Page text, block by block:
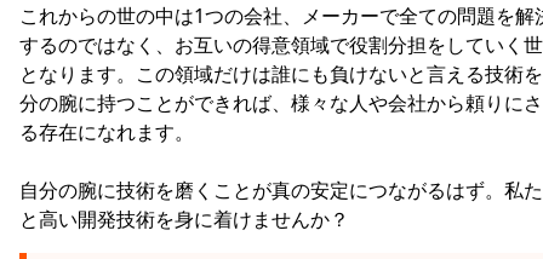
これからの世の中は1つの会社、メーカーで全ての問題を解
するのではなく、お互いの得意領域で役割分担をしていく
となります。この領域だけは誰にも負けないと言える技術
分の腕に持つことができれば、様々な人や会社から頼りに
る存在になれます。
自分の腕に技術を磨くことが真の安定につながるはず。私
と高い開発技術を身に着けませんか？